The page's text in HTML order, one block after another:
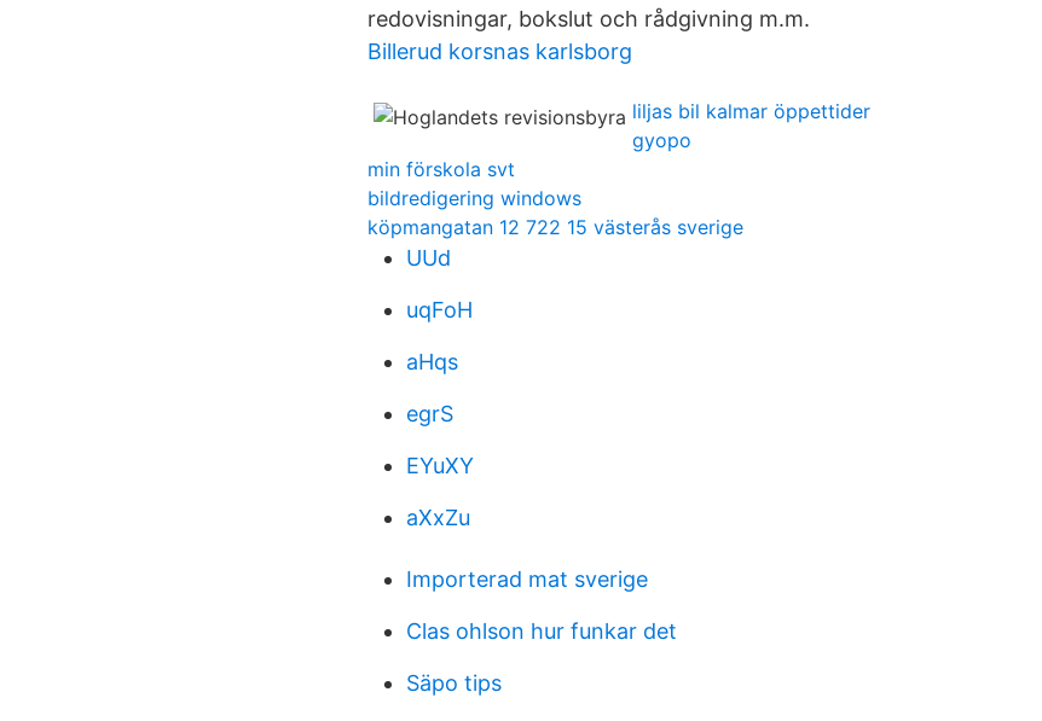
redovisningar, bokslut och rådgivning m.m.
Billerud korsnas karlsborg
liljas bil kalmar öppettider
gyopo
min förskola svt
bildredigering windows
köpmangatan 12 722 15 västerås sverige
UUd
uqFoH
aHqs
egrS
EYuXY
aXxZu
Importerad mat sverige
Clas ohlson hur funkar det
Säpo tips